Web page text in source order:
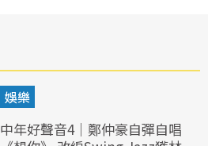
娛樂
中年好聲音4｜鄭仲豪自彈自唱